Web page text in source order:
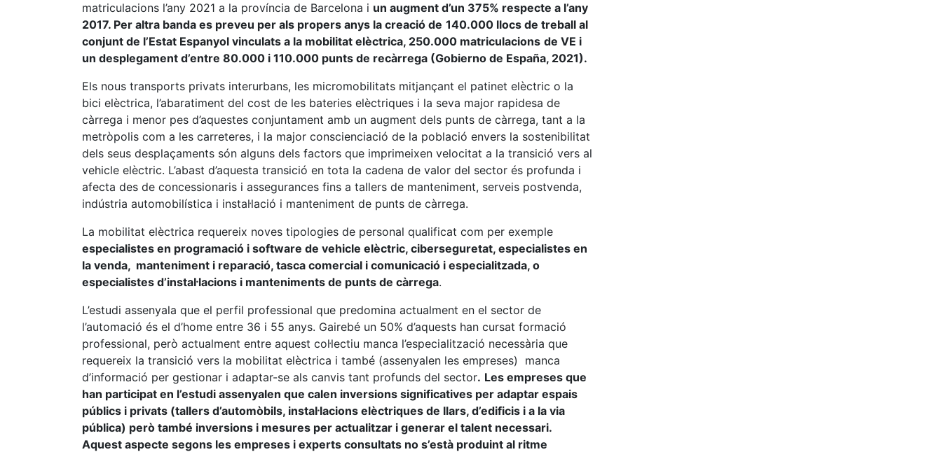
matriculacions l’any 2021 a la província de Barcelona i un augment d’un 375% respecte a l’any
2017. Per altra banda es preveu per als propers anys la creació de 140.000 llocs de treball al
conjunt de l’Estat Espanyol vinculats a la mobilitat elèctrica, 250.000 matriculacions de VE i
un desplegament d’entre 80.000 i 110.000 punts de recàrrega (Gobierno de España, 2021).
Els nous transports privats interurbans, les micromobilitats mitjançant el patinet elèctric o la
bici elèctrica, l’abaratiment del cost de les bateries elèctriques i la seva major rapidesa de
càrrega i menor pes d’aquestes conjuntament amb un augment dels punts de càrrega, tant a la
metròpolis com a les carreteres, i la major conscienciació de la població envers la sostenibilitat
dels seus desplaçaments són alguns dels factors que imprimeixen velocitat a la transició vers al
vehicle elèctric. L’abast d’aquesta transició en tota la cadena de valor del sector és profunda i
afecta des de concessionaris i assegurances fins a tallers de manteniment, serveis postvenda,
indústria automobilística i instal·lació i manteniment de punts de càrrega.
La mobilitat elèctrica requereix noves tipologies de personal qualificat com per exemple
especialistes en programació i software de vehicle elèctric, ciberseguretat, especialistes en
la venda, manteniment i reparació, tasca comercial i comunicació i especialitzada, o
especialistes d’instal·lacions i manteniments de punts de càrrega.
L’estudi assenyala que el perfil professional que predomina actualment en el sector de
l’automació és el d’home entre 36 i 55 anys. Gairebé un 50% d’aquests han cursat formació
professional, però actualment entre aquest col·lectiu manca l’especialització necessària que
requereix la transició vers la mobilitat elèctrica i també (assenyalen les empreses) manca
d’informació per gestionar i adaptar-se als canvis tant profunds del sector. Les empreses que
han participat en l’estudi assenyalen que calen inversions significatives per adaptar espais
públics i privats (tallers d’automòbils, instal·lacions elèctriques de llars, d’edificis i a la via
pública) però també inversions i mesures per actualitzar i generar el talent necessari.
Aquest aspecte segons les empreses i experts consultats no s’està produint al ritme